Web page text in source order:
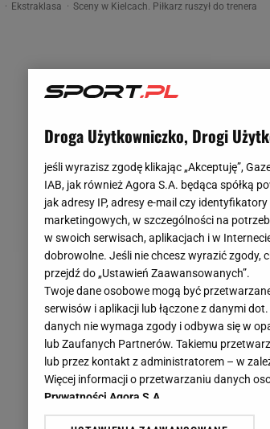
Ekstraklasa Sceny w Kielcach. Piłkarz ruszył do trenera
Droga Użytkowniczko, Drogi
jeśli wyrazisz zgodę klikając „Akceptuję”,
IAB, jak również Agora S.A. będąca spółką
jak adresy IP, adresy e-mail czy
marketingowych, w szczególności na
w swoich serwisach, aplikacjach i w
dobrowolne. Jeśli nie chcesz wyrazić zgody,
przejdź do „Ustawień Zaawansowanych”.
Twoje dane osobowe mogą być
serwisów i aplikacji lub łączone z danymi
danych nie wymaga zgody i odbywa się w
lub Zaufanych Partnerów. Takiemu
lub przez kontakt z administratorem – w
Więcej informacji o przetwarzaniu danych
Prywatności Agora S.A.